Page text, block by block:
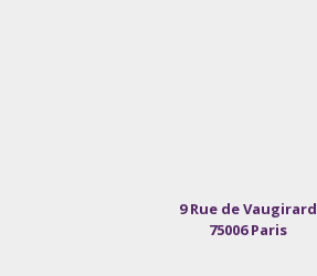
9 Rue de Vaugirard
75006 Paris